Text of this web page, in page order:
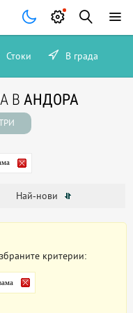
Стоки В града
В АНДОРА
Най-нови
критерии: